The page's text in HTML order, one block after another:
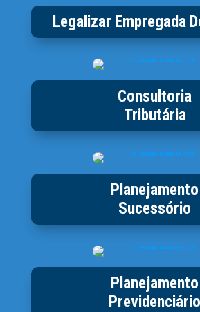
Legalizar Empregada
Consultoria
Tributária
Planejamento
Sucessório
Planejamento
Previdenciário